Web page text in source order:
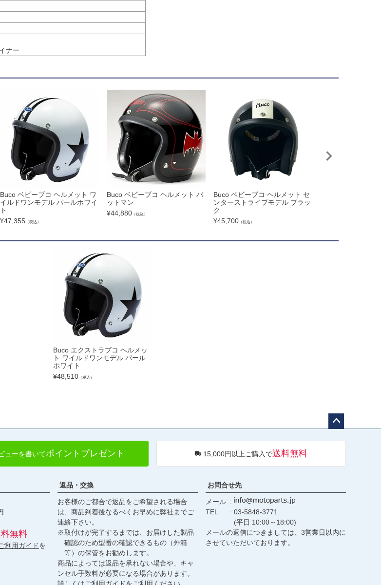
ナー
Buco ベビーブコ ヘルメット ワ
イルドワンモデル パールホワイ
ト
¥47,355 （税込）
Buco ベビーブコ ヘルメット バ
ットマン
¥44,880 （税込）
Buco ベビーブコ ヘルメット セ
ンターストライプモデル ブラッ
ク
¥45,700 （税込）
Buco エクストラブコ ヘルメッ
ト ワイルドワンモデル パール
ホワイト
¥48,510（税込）
へ
ューを書いてポイントプレゼント 15,000円以上ご購入で送料無料
無料
利用ガイドを
返品・交換
お客様のご都合で返品をご希望される場合
は、商品到着後なるべくお早めに弊社までご
連絡下さい。
※取付けが完了するまでは、お届けした製品
確認のため型番の確認できるもの（外箱
等）の保管をお勧めします。
商品によっては返品を承れない場合や、キャ
ンセル手数料が必要になる場合があります。
お問合せ先
メール
TEL
03-5848-3771
(平日 10:00～18:00)
メールの返信につきましては、3営業日以内に
させていただいております。